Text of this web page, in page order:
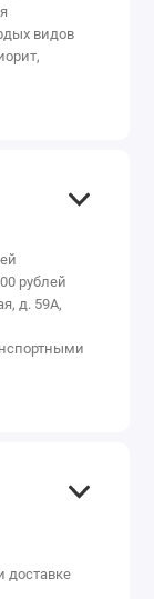
видов
рублей
д. 59А,
доставке